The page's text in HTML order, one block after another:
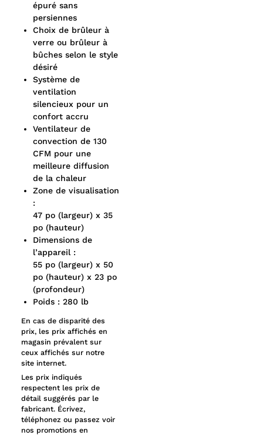
épuré sans
persiennes
Choix de brûleur à
verre ou brûleur à
bûches selon le style
désiré
Système de
ventilation
silencieux pour un
confort accru
Ventilateur de
convection de 130
CFM pour une
meilleure diffusion
de la chaleur
Zone de visualisation
:
47 po (largeur) x 35
po (hauteur)
Dimensions de
l’appareil :
55 po (largeur) x 50
po (hauteur) x 23 po
(profondeur)
Poids : 280 lb
En cas de disparité des
prix, les prix affichés en
magasin prévalent sur
ceux affichés sur notre
site internet.
Les prix indiqués
respectent les prix de
détail suggérés par le
fabricant. Écrivez,
téléphonez ou passez voir
nos promotions en